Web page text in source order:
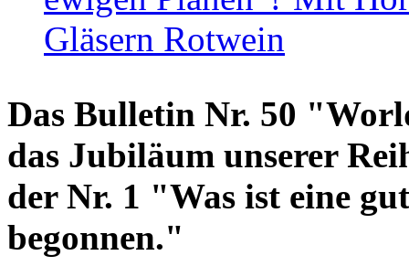
Gläsern Rotwein
Das Bulletin Nr. 50
das Jubiläum unserer
der Nr. 1 "Was ist eine
begonnen."